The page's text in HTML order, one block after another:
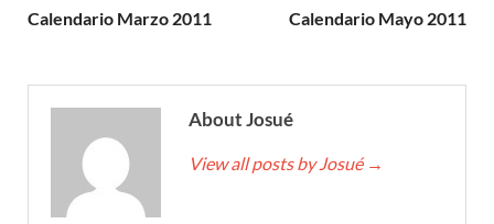
Calendario Marzo 2011 Calendario Mayo 2011
About Josué
View all posts by Josué →